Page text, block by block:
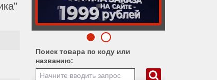
Поиск товара по коду или
названию: